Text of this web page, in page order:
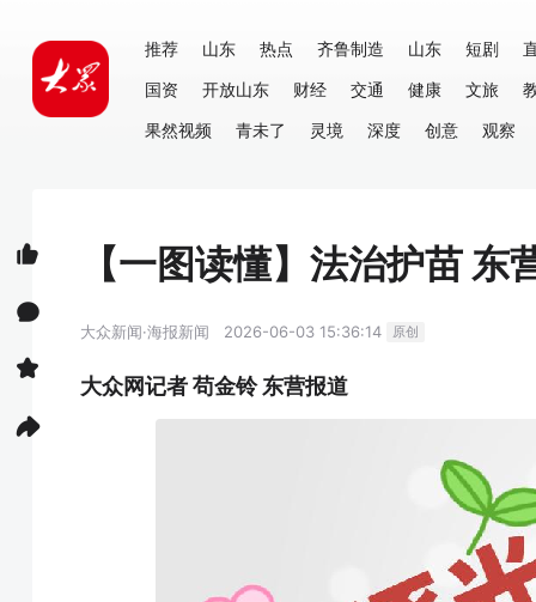
推荐 山东 热点 齐鲁制造 山东 短剧
国资
开放山东 财经 交通 健康 文旅
果然视频
青未了 灵境 深度 创意 观察
【一图读懂】法治护苗 东
大众新闻·海报新闻 2026-06-03 15:36:14 原创
大众网记者 苟金铃 东营报道